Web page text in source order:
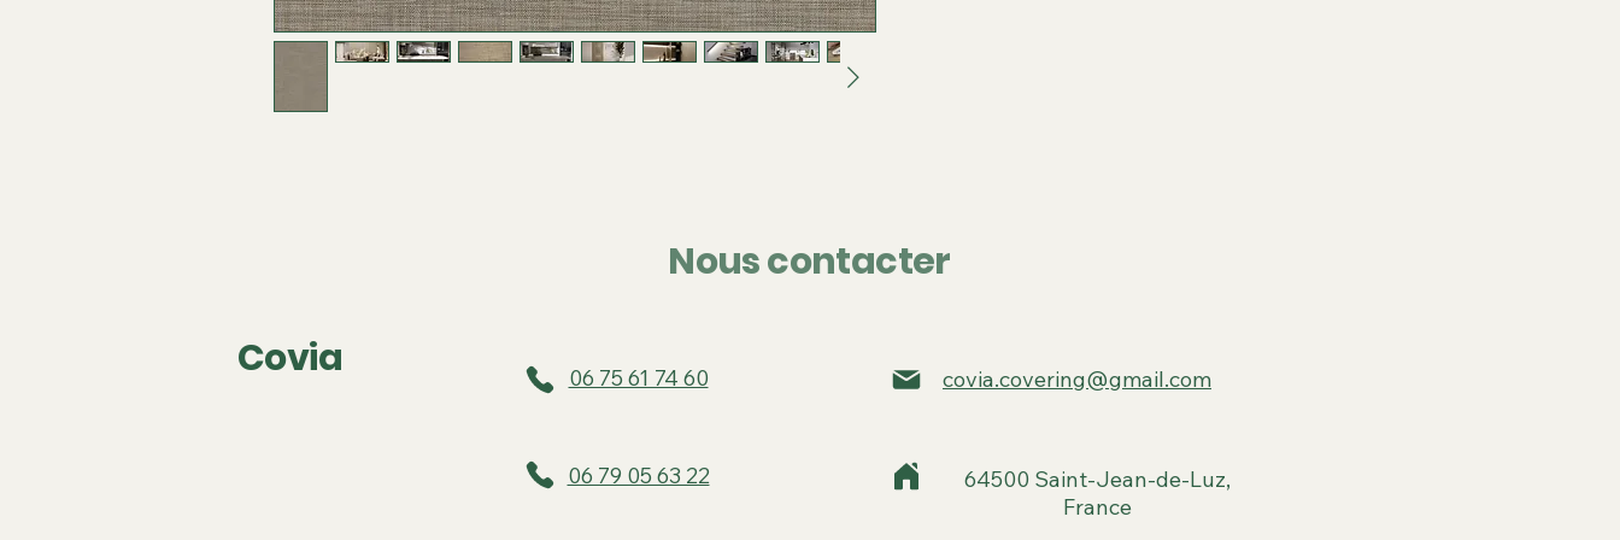
Covia
Nous contacter
06 75 61 74 60
06 79 05 63 22
covia.covering@gmail.com
64500 Saint-Jean-de-Luz,
France